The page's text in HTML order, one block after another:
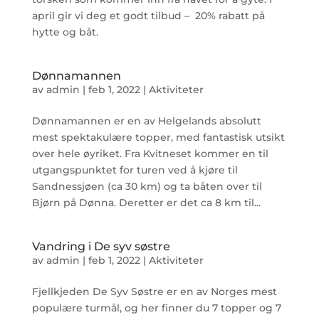
april gir vi deg et godt tilbud – 20% rabatt på
hytte og båt.
Dønnamannen
av admin | feb 1, 2022 | Aktiviteter
Dønnamannen er en av Helgelands absolutt
mest spektakulære topper, med fantastisk utsikt
over hele øyriket. Fra Kvitneset kommer en til
utgangspunktet for turen ved å kjøre til
Sandnessjøen (ca 30 km) og ta båten over til
Bjørn på Dønna. Deretter er det ca 8 km til...
Vandring i De syv søstre
av admin | feb 1, 2022 | Aktiviteter
Fjellkjeden De Syv Søstre er en av Norges mest
populære turmål, og her finner du 7 topper og 7